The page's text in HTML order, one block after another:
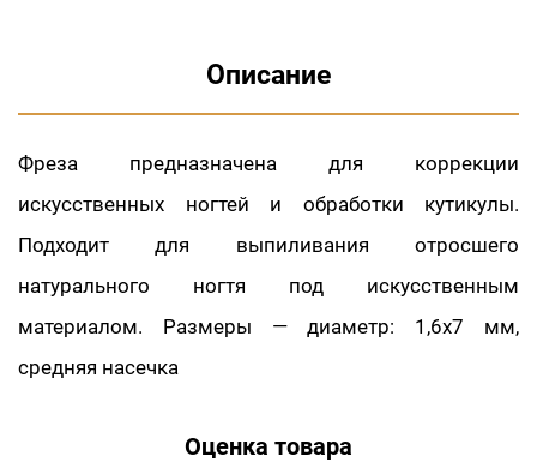
Описание
Фреза предназначена для коррекции
искусственных ногтей и обработки кутикулы.
Подходит для выпиливания отросшего
натурального ногтя под искусственным
материалом. Размеры — диаметр: 1,6х7 мм,
средняя насечка
Оценка товара